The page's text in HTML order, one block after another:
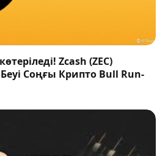
Zcash (ZEC)
Соңғы Крипто Bull Run-